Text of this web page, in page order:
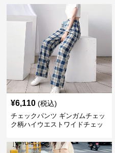
¥6,110 (税込)
チェックパンツ ギンガムチェッ
ク柄ハイウエストワイドチェッ